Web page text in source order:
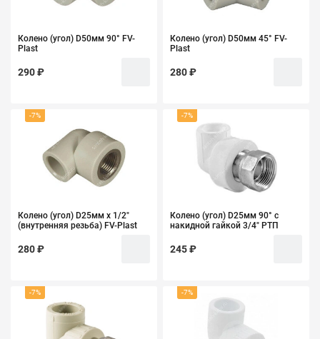
Колено (угол) D50мм 90° FV-
Plast
290 ₽
Колено (угол) D50мм 45° FV-
Plast
280 ₽
-7%
Колено (угол) D25мм х 1/2"
(внутренняя резьба) FV-Plast
280 ₽
-7%
Колено (угол) D25мм 90° с
накидной гайкой 3/4" РТП
245 ₽
-7% -7%